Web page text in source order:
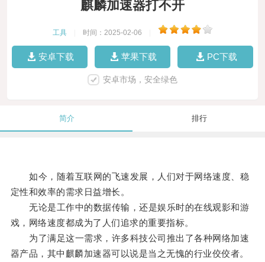
麒麟加速器打不开
工具 时间：2025-02-06
安卓下载 苹果下载 PC下载
安卓市场，安全绿色
简介 排行
如今，随着互联网的飞速发展，人们对于网络速度、稳
定性和效率的需求日益增长。
无论是工作中的数据传输，还是娱乐时的在线观影和游
戏，网络速度都成为了人们追求的重要指标。
为了满足这一需求，许多科技公司推出了各种网络加速
器产品，其中麒麟加速器可以说是当之无愧的行业佼佼者。